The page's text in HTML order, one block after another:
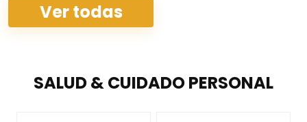
Ver todas
SALUD & CUIDADO PERSONAL